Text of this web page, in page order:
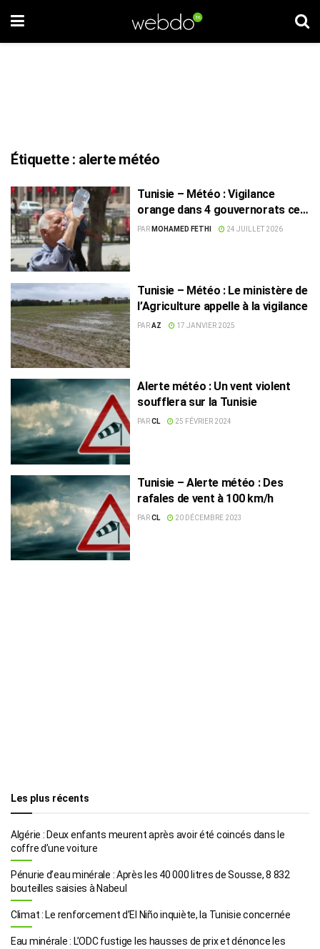
Étiquette : alerte météo
Tunisie – Météo : Vigilance
orange dans 4 gouvernorats ce
vendredi, risque élevé selon l’INM
PAR MOHAMED FETHI 24 JUILLET 2026
Tunisie – Météo : Le ministère de
l’Agriculture appelle à la vigilance
PARAZ 17 JANVIER 2025
Alerte météo : Un vent violent
soufflera sur la Tunisie
PARCL 25 FÉVRIER 2024
Tunisie – Alerte météo : Des
rafales de vent à 100 km/h
PARCL 20 DÉCEMBRE 2023
Les plus récents
Algérie : Deux enfants meurent après avoir été coincés dans le
coffre d’une voiture
Pénurie d’eau minérale : Après les 40 000 litres de Sousse, 8 832
bouteilles saisies à Nabeul
Climat : Le renforcement d’El Niño inquiète, la Tunisie concernée
Eau minérale : L’ODC fustige les hausses de prix et dénonce les